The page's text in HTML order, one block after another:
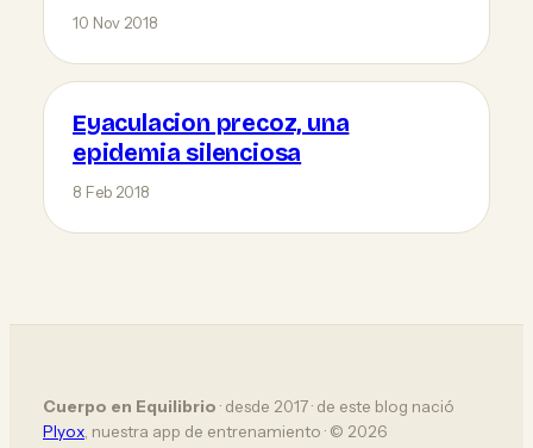
10 Nov 2018
Eyaculacion precoz, una
epidemia silenciosa
8 Feb 2018
Cuerpo en Equilibrio · desde 2017 · de este blog nació
Plyox , nuestra app de entrenamiento · © 2026